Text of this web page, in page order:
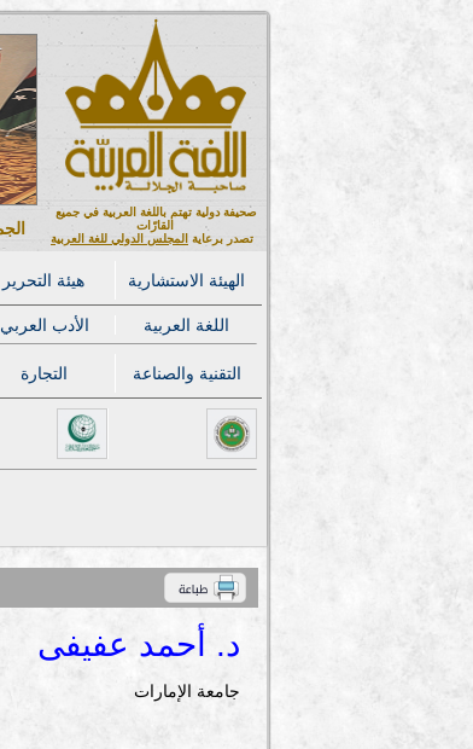
صحيفة دولية تهتم باللغة العربية في جميع
القارّات
تصدر برعاية
المجلس الدولي للغة العربية
هيئة التحرير الهيئة الاستشارية
الأدب العربي
اللغة العربية
التجارة التقنية والصناعة
د. أحمد عفيفى
جامعة الإمارات